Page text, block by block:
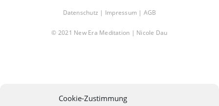
Cookie-Zustimmung
Datenschutz | Impressum | AGB
© 2021 New Era Meditation | Nicole Dau